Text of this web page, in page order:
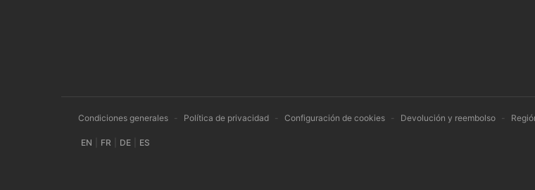
Condiciones generales - Política de privacidad - Configuración de cookies - Devolución y reembolso -
EN FR DE ES